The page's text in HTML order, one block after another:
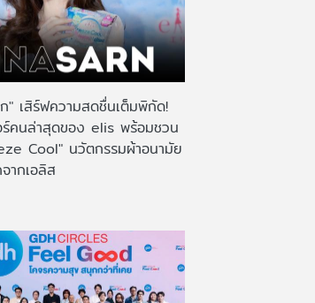
" เสิร์ฟความสดชื่นเต็มพิกัด!
ร์คนล่าสุดของ elis พร้อมชวน
Cool" นวัตกรรมผ้าอนามัย
ากเอลิส